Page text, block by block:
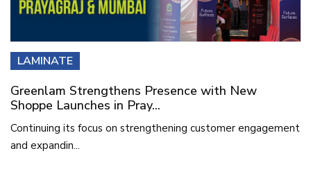
LAMINATE
Greenlam Strengthens Presence with New
Shoppe Launches in Pray...
Continuing its focus on strengthening customer engagement
and expandin...